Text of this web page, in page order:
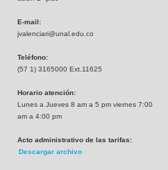
E-mail:
jvalenciari@unal.edu.co
Teléfono:
(57 1) 3165000 Ext.11625
Horario atención:
Lunes a Jueves 8 am a 5 pm viernes 7:00
am a 4:00 pm
Acto administrativo de las tarifas:
Descargar archivo